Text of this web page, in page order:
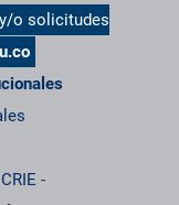
o solicitudes
-